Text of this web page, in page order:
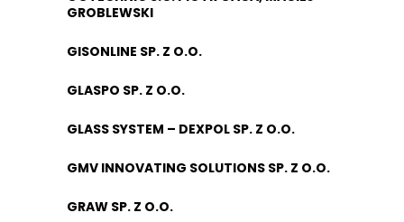
GROBLEWSKI
GISONLINE SP. Z O.O.
GLASPO SP. Z O.O.
GLASS SYSTEM – DEXPOL SP. Z O.O.
GMV INNOVATING SOLUTIONS SP. Z O.O.
GRAW SP. Z O.O.